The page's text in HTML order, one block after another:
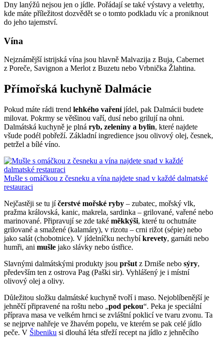
Dny lanýžů nejsou jen o jídle. Pořádají se také výstavy a veletrhy,
kde máte příležitost dozvědět se o tomto podkladu víc a proniknout
do jeho tajemství.
Vína
Nejznámější istrijská vína jsou hlavně Malvazija z Buja, Cabernet
z Poreče, Savignon a Merlot z Buzetu nebo Vrbnička Žlahtina.
Přímořská kuchyně Dalmácie
Pokud máte rádi trend lehkého vařeníjídel, pak Dalmácii budete
milovat. Pokrmy se většinou vaří, dusí nebo grilují na ohni.
Dalmátská kuchyně je plná ryb, zeleniny a bylin, které najdete
všude podél pobřeží. Základní ingredience jsou olivový olej, česnek,
petržel a bílé víno.
Mušle s omáčkou z česneku a vína najdete snad v každé dalmatské
restauraci
Nejčastěji se tu jíčerstvé mořské ryby – zubatec, mořský vlk,
pražma královská, kanic, makrela, sardinka – grilované, vařené nebo
marinované. Připravují se zde také měkkýši, které tu ochutnáte
grilované a smažené (kalamáry), v rizotu – crni rižot (sépie) nebo
jako salát (chobotnice). V jídelníčku nechybíkrevety, garnáti nebo
humři, ani mušle jako slávky nebo ústřice.
Slavnými dalmátskými produkty jsou pršut z Drniše nebo sýry,
především ten z ostrova Pag (Paški sir). Vyhlášený je i místní
olivový olej a olivy.
Důležitou složku dalmátské kuchyně tvoří i maso. Nejoblíbenější je
jehněčí připravené na roštu nebo „pod pekou“. Peka je speciální
příprava masa ve velkém hrnci se zvláštní poklicí ve tvaru zvonu. Ta
se nejprve nahřeje ve žhavém popelu, ve kterém se pak celé jídlo
peče. V Šibeniku si dlouhá léta střeží recept na jídlo z jehněcího